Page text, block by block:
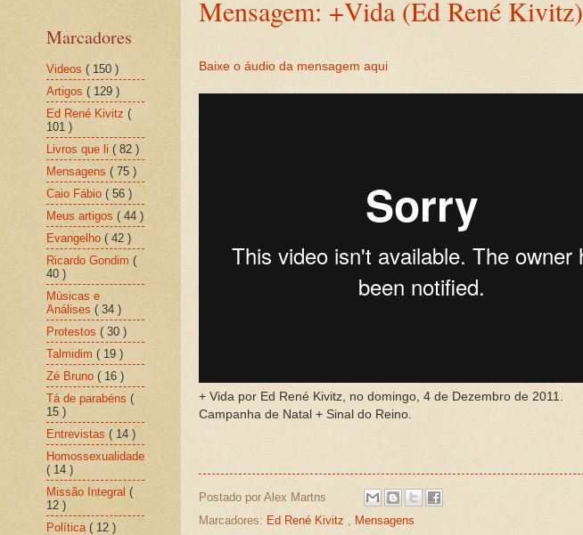
Mensagem: +Vida (Ed René Kivitz)
Baixe o áudio da mensagem aqui
+ Vida por Ed René Kivitz, no domingo, 4 de Dezembro de 2011.
Campanha de Natal + Sinal do Reino.
Postado por Alex Martns
Marcadores: Ed René Kivitz , Mensagens
Marcadores
Videos ( 150 )
Artigos ( 129 )
Ed René Kivitz (
101 )
Livros que li ( 82 )
Mensagens ( 75 )
Caio Fábio ( 56 )
Meus artigos ( 44 )
Evangelho ( 42 )
Ricardo Gondim (
40 )
Músicas e
Análises ( 34 )
Protestos ( 30 )
Talmidim ( 19 )
Zé Bruno ( 16 )
Tá de parabéns (
15 )
Entrevistas ( 14 )
Homossexualidade
( 14 )
Missão Integral (
12 )
Política ( 12 )